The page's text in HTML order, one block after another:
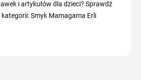
i artykułów dla dzieci? Sprawdź
Smyk Mamagama Erli